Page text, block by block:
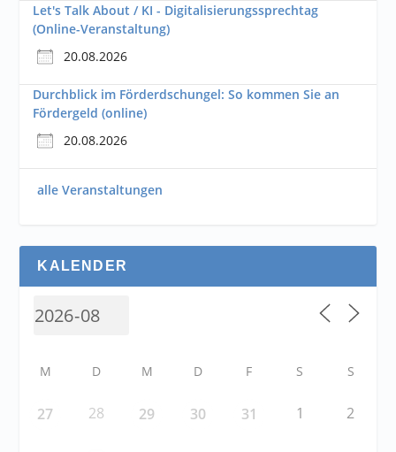
Let's Talk About / KI - Digitalisierungssprechtag
(Online-Veranstaltung)
20.08.2026
Durchblick im Förderdschungel: So kommen Sie an
Fördergeld (online)
20.08.2026
alle Veranstaltungen
KALENDER
M D M D F S S
27 28 29 30 31 1 2